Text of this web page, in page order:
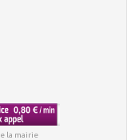
la mairie